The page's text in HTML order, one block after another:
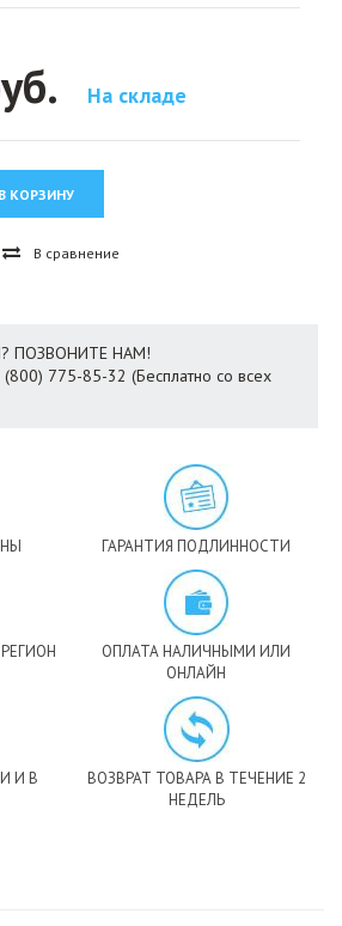
На складе
В сравнение
ПОЗВОНИТЕ НАМ!
775-85-32 (Бесплатно со всех
ГАРАНТИЯ ПОДЛИННОСТИ
ОПЛАТА НАЛИЧНЫМИ ИЛИ
ОНЛАЙН
И В
ВОЗВРАТ ТОВАРА В ТЕЧЕНИЕ 2
НЕДЕЛЬ